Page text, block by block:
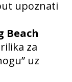
upoznati
Beach
za
uz